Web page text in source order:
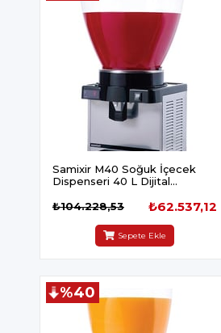
Samixir M40 Soğuk İçecek
Dispenseri 40 L Dijital
₺62.537,12
₺104.228,53
Sepete Ekle
%40